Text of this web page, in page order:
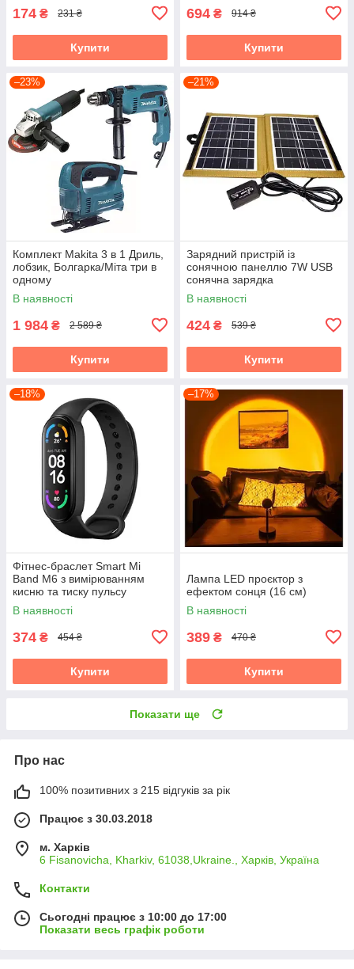
174 ₴ 231 ₴
Купити
694 ₴ 914 ₴
Купити
–23%
Комплект Makita 3 в 1 Дриль,
лобзик, Болгарка/Міта три в
одному
В наявності
1 984 ₴ 2 589 ₴
Купити
–21%
Зарядний пристрій із
сонячною панеллю 7W USB
сонячна зарядка
В наявності
424 ₴ 539 ₴
Купити
–18%
Фітнес-браслет Smart Mi
Band M6 з вимірюванням
кисню та тиску пульсу
В наявності
374 ₴ 454 ₴
Купити
–17%
Лампа LED проєктор з
ефектом сонця (16 см)
В наявності
389 ₴ 470 ₴
Купити
Показати ще
Про нас
100% позитивних з 215 відгуків за рік
Працює з 30.03.2018
м. Харків
6 Fisanovicha, Kharkiv, 61038,Ukraine., Харків, Україна
Контакти
Сьогодні працює з 10:00 до 17:00
Показати весь графік роботи